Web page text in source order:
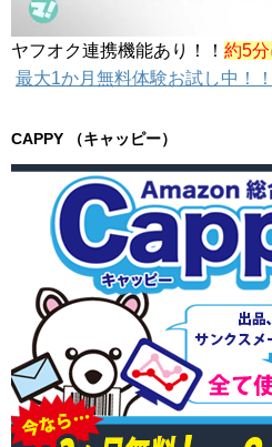
ヤフオク連携機能あり！！ 約5分
最大1か月無料体験お試し中！！
CAPPY （キャッピー）